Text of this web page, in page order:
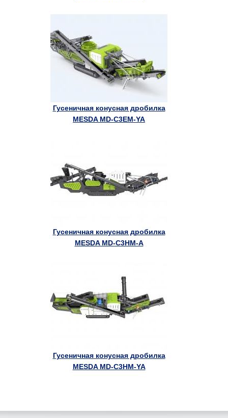
Гусеничная конусная дробилка
MESDA MD-C3EM-YA
Гусеничная конусная дробилка
MESDA MD-C3HM-A
Гусеничная конусная дробилка
MESDA MD-C3HM-YA